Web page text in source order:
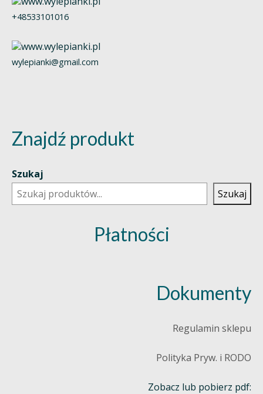
+48533101016
wylepianki@gmail.com
Znajdź produkt
Szukaj
Szukaj
Płatności
Dokumenty
Regulamin sklepu
Polityka Pryw. i RODO
Zobacz lub pobierz pdf: